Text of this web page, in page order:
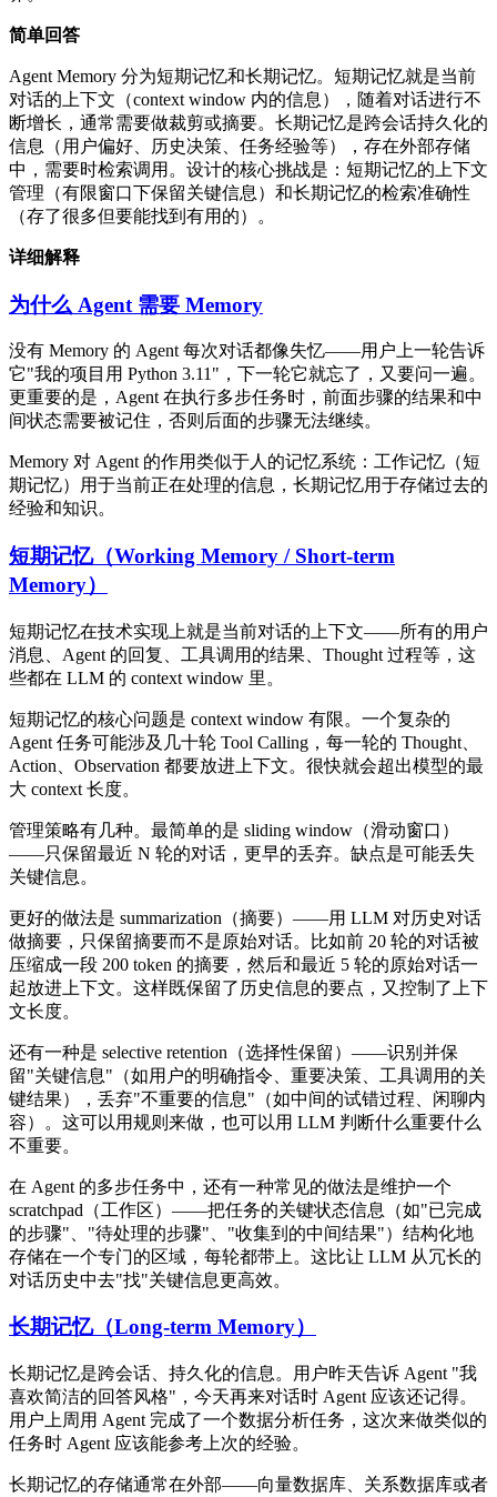
简单回答
Agent Memory 分为短期记忆和长期记忆。短期记忆就是当前
对话的上下文（context window 内的信息），随着对话进行不
断增长，通常需要做裁剪或摘要。长期记忆是跨会话持久化的
信息（用户偏好、历史决策、任务经验等），存在外部存储
中，需要时检索调用。设计的核心挑战是：短期记忆的上下文
管理（有限窗口下保留关键信息）和长期记忆的检索准确性
（存了很多但要能找到有用的）。
详细解释
为什么 Agent 需要 Memory
没有 Memory 的 Agent 每次对话都像失忆——用户上一轮告诉
它"我的项目用 Python 3.11"，下一轮它就忘了，又要问一遍。
更重要的是，Agent 在执行多步任务时，前面步骤的结果和中
间状态需要被记住，否则后面的步骤无法继续。
Memory 对 Agent 的作用类似于人的记忆系统：工作记忆（短
期记忆）用于当前正在处理的信息，长期记忆用于存储过去的
经验和知识。
短期记忆（Working Memory / Short-term
Memory）
短期记忆在技术实现上就是当前对话的上下文——所有的用户
消息、Agent 的回复、工具调用的结果、Thought 过程等，这
些都在 LLM 的 context window 里。
短期记忆的核心问题是 context window 有限。一个复杂的
Agent 任务可能涉及几十轮 Tool Calling，每一轮的 Thought、
Action、Observation 都要放进上下文。很快就会超出模型的最
大 context 长度。
管理策略有几种。最简单的是 sliding window（滑动窗口）
——只保留最近 N 轮的对话，更早的丢弃。缺点是可能丢失
关键信息。
更好的做法是 summarization（摘要）——用 LLM 对历史对话
做摘要，只保留摘要而不是原始对话。比如前 20 轮的对话被
压缩成一段 200 token 的摘要，然后和最近 5 轮的原始对话一
起放进上下文。这样既保留了历史信息的要点，又控制了上下
文长度。
还有一种是 selective retention（选择性保留）——识别并保
留"关键信息"（如用户的明确指令、重要决策、工具调用的关
键结果），丢弃"不重要的信息"（如中间的试错过程、闲聊内
容）。这可以用规则来做，也可以用 LLM 判断什么重要什么
不重要。
在 Agent 的多步任务中，还有一种常见的做法是维护一个
scratchpad（工作区）——把任务的关键状态信息（如"已完成
的步骤"、"待处理的步骤"、"收集到的中间结果"）结构化地
存储在一个专门的区域，每轮都带上。这比让 LLM 从冗长的
对话历史中去"找"关键信息更高效。
长期记忆（Long-term Memory）
长期记忆是跨会话、持久化的信息。用户昨天告诉 Agent "我
喜欢简洁的回答风格"，今天再来对话时 Agent 应该还记得。
用户上周用 Agent 完成了一个数据分析任务，这次来做类似的
任务时 Agent 应该能参考上次的经验。
长期记忆的存储通常在外部——向量数据库、关系数据库或者